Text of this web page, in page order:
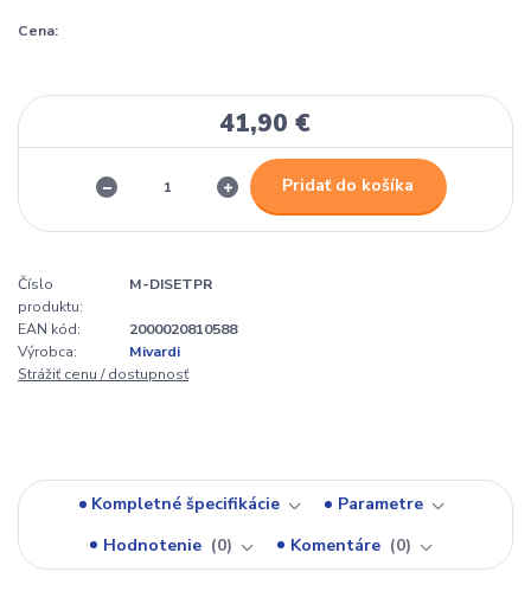
Cena:
41,90 €
Pridať do košíka
Číslo
produktu:
M-DISETPR
EAN kód:
2000020810588
Výrobca:
Mivardi
Strážiť cenu / dostupnosť
Kompletné špecifikácie
Parametre
Hodnotenie
0 Komentáre 0